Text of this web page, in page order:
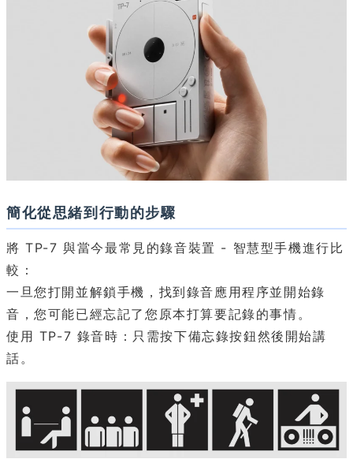
簡化從思緒到行動的步驟
將 TP-7 與當今最常見的錄音裝置 - 智慧型手機進行比
較：
一旦您打開並解鎖手機，找到錄音應用程序並開始錄
音，您可能已經忘記了您原本打算要記錄的事情。
使用 TP-7 錄音時：只需按下備忘錄按鈕然後開始講
話。